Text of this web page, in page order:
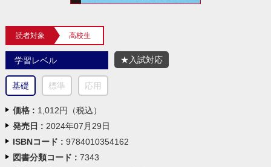
読者対象 高校生
学習レベル
基礎 標準 応用
★入試対応
価格 : 1,012円（税込）
発売日 : 2024年07月29日
ISBNコード : 9784010354162
図書分類コード : 7343